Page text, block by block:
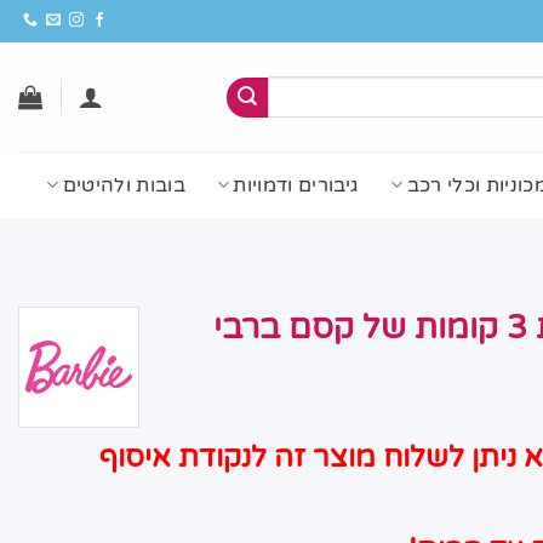
וכלי רכב גיבורים ודמויות בובות ולהיטים
לשלוח מוצר זה לנקודת איסוף